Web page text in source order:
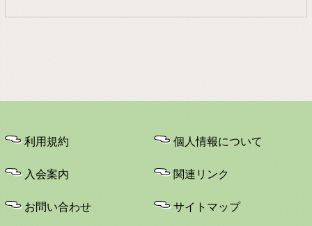
利用規約 個人情報について
入会案内 関連リンク
お問い合わせ サイトマップ